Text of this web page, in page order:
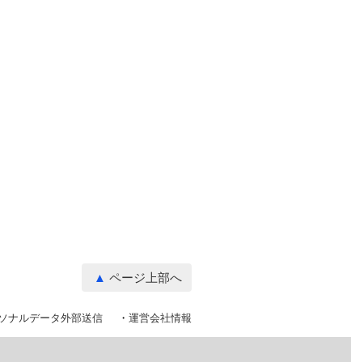
ページ上部へ
ナルデータ外部送信 運営会社情報